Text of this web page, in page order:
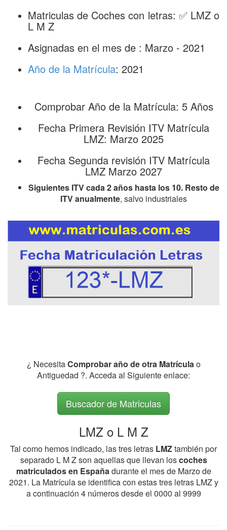
Matriculas de Coches con letras: ✅ LMZ o
L M Z
Asignadas en el mes de : Marzo - 2021
Año de la Matrícula: 2021
Comprobar Año de la Matrícula: 5 Años
Fecha Primera Revisión ITV Matrícula
LMZ: Marzo 2025
Fecha Segunda revisión ITV Matrícula
LMZ Marzo 2027
Siguientes ITV cada 2 años hasta los 10. Resto de
ITV anualmente, salvo industriales
¿ NecesitaComprobar año de otra Matrículao
Antiguedad ?. Acceda al Siguiente enlace:
Buscador de Matriculas
LMZ o L M Z
Tal como hemos indicado, las tres letras LMZtambién por
separado L M Z son aquellas que llevan loscoches
matriculados en Españadurante el mes de Marzo de
2021. La Matrícula se identifica con estas tres letras LMZ y
a continuación 4 números desde el 0000 al 9999